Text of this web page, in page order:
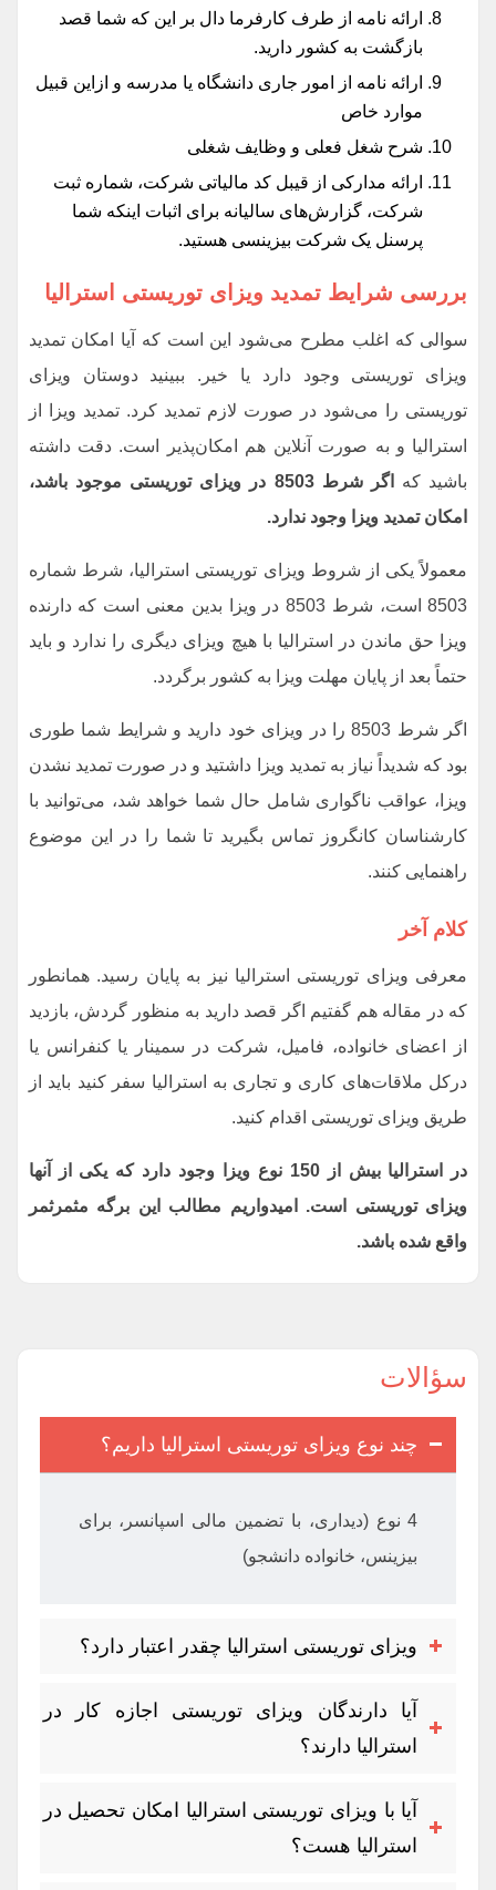
ارائه نامه از طرف کارفرما دال بر این که شما قصد
بازگشت به کشور دارید.
ارائه نامه از امور جاری دانشگاه یا مدرسه و ازاین قبیل
موارد خاص
شرح شغل فعلی و وظایف شغلی
ارائه مدارکی از قیبل کد مالیاتی شرکت، شماره ثبت
شرکت، گزارش‌های سالیانه برای اثبات اینکه شما
پرسنل یک شرکت بیزینسی هستید.
بررسی شرایط تمدید ویزای توریستی استرالیا
سوالی که اغلب مطرح می‌شود این است که آیا امکان تمدید
ویزای توریستی وجود دارد یا خیر. ببینید دوستان ویزای
توریستی را می‌شود در صورت لازم تمدید کرد. تمدید ویزا از
استرالیا و به صورت آنلاین هم امکان‌پذیر است. دقت داشته
باشید که
اگر شرط 8503 در ویزای توریستی موجود باشد،
امکان تمدید ویزا وجود ندارد.
معمولاً یکی از شروط ویزای توریستی استرالیا، شرط شماره
8503 است، شرط 8503 در ویزا بدین معنی است که دارنده
ویزا حق ماندن در استرالیا با هیچ ویزای دیگری را ندارد و باید
حتماً بعد از پایان مهلت ویزا به کشور برگردد.
اگر شرط 8503 را در ویزای خود دارید و شرایط شما طوری
بود که شدیداً نیاز به تمدید ویزا داشتید و در صورت تمدید نشدن
ویزا، عواقب ناگواری شامل حال شما خواهد شد، می‌توانید با
کارشناسان کانگروز تماس بگیرید تا شما را در این موضوع
راهنمایی کنند.
کلام آخر
معرفی ویزای توریستی استرالیا نیز به پایان رسید. همانطور
که در مقاله هم گفتیم اگر قصد دارید به منظور گردش، بازدید
از اعضای خانواده، فامیل، شرکت در سمینار یا کنفرانس یا
درکل ملاقات‌های کاری و تجاری به استرالیا سفر کنید باید از
طریق ویزای توریستی اقدام کنید.
در استرالیا بیش از 150 نوع ویزا وجود دارد که یکی از آنها
ویزای توریستی است. امیدواریم مطالب این برگه مثمرثمر
واقع شده باشد.
سؤالات
چند نوع ویزای توریستی استرالیا داریم؟
4 نوع (دیداری، با تضمین مالی اسپانسر، برای
بیزینس، خانواده دانشجو)
ویزای توریستی استرالیا چقدر اعتبار دارد؟
آیا دارندگان ویزای توریستی اجازه کار در
استرالیا دارند؟
آیا با ویزای توریستی استرالیا امکان تحصیل در
استرالیا هست؟